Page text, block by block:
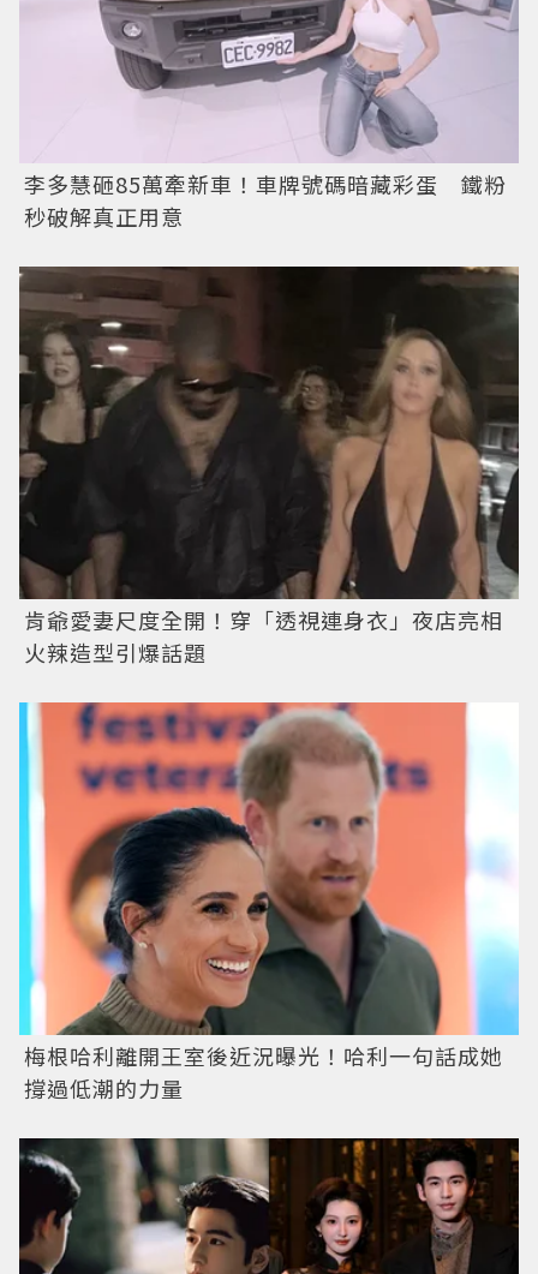
李多慧砸85萬牽新車！車牌號碼暗藏彩蛋 鐵粉
秒破解真正用意
肯爺愛妻尺度全開！穿「透視連身衣」夜店亮相
火辣造型引爆話題
梅根哈利離開王室後近況曝光！哈利一句話成她
撐過低潮的力量